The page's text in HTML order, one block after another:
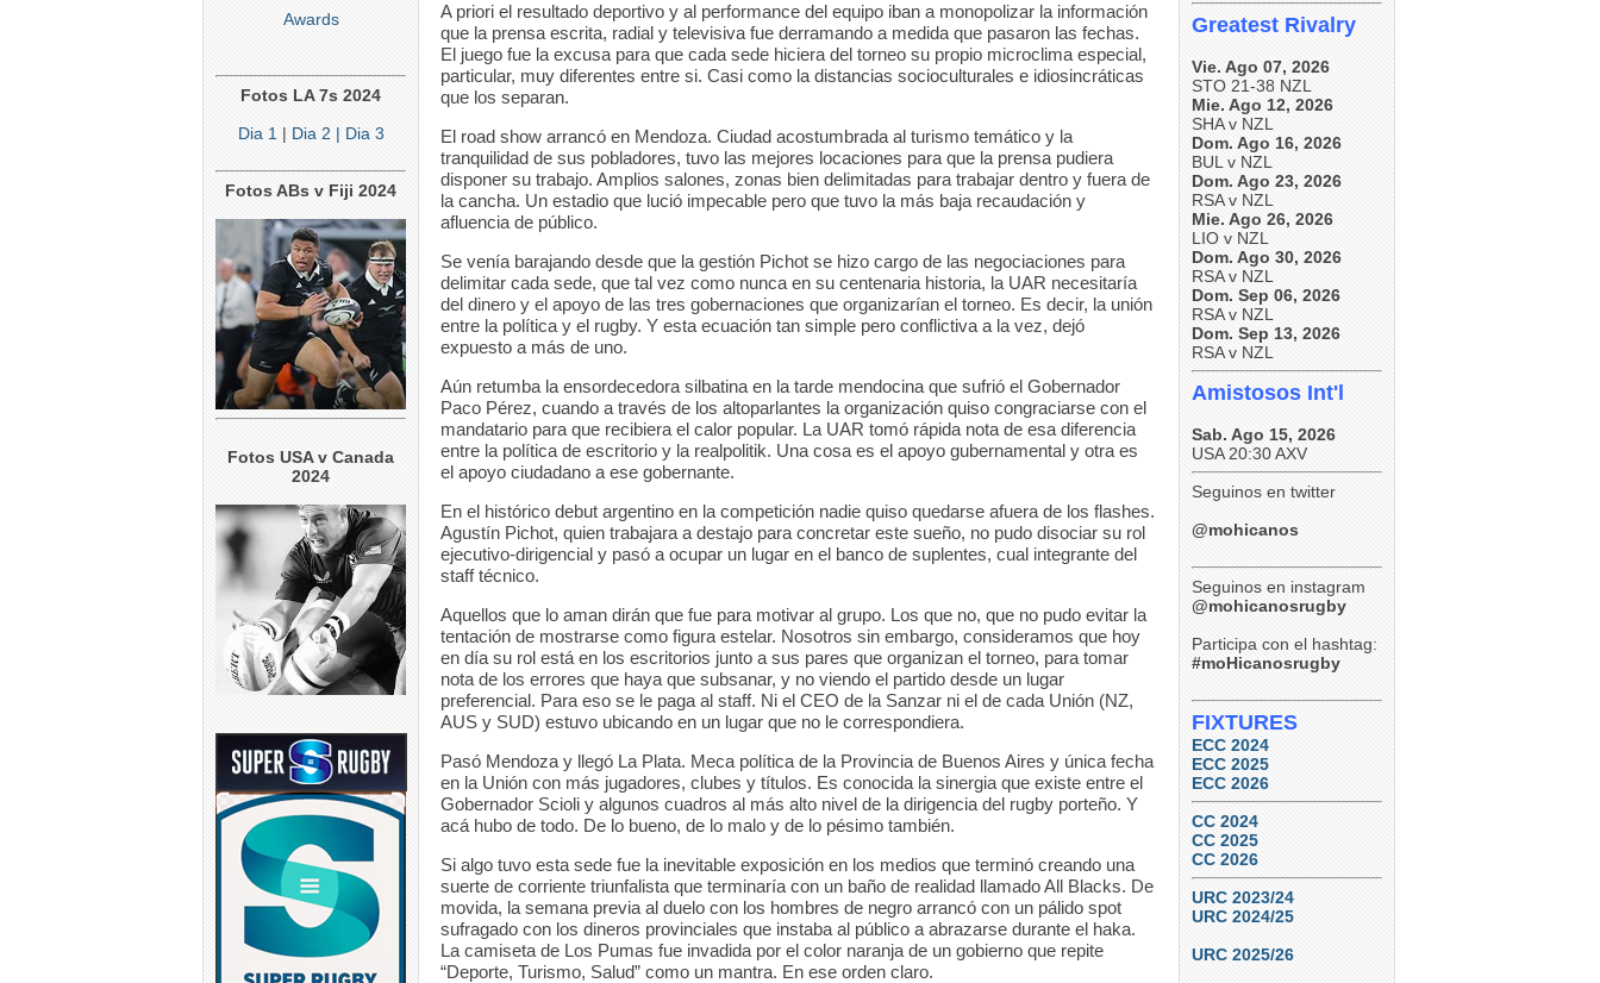
Awards
Fotos LA 7s 2024
Dia 1 | Dia 2 | Dia 3
Fotos ABs v Fiji 2024
Fotos USA v Canada
2024
A priori el resultado deportivo y al performance del equipo iban a monopolizar la información
que la prensa escrita, radial y televisiva fue derramando a medida que pasaron las fechas.
El juego fue la excusa para que cada sede hiciera del torneo su propio microclima especial,
particular, muy diferentes entre si. Casi como la distancias socioculturales e idiosincráticas
que los separan.
El road show arrancó en Mendoza. Ciudad acostumbrada al turismo temático y la
tranquilidad de sus pobladores, tuvo las mejores locaciones para que la prensa pudiera
disponer su trabajo. Amplios salones, zonas bien delimitadas para trabajar dentro y fuera de
la cancha. Un estadio que lució impecable pero que tuvo la más baja recaudación y
afluencia de público.
Se venía barajando desde que la gestión Pichot se hizo cargo de las negociaciones para
delimitar cada sede, que tal vez como nunca en su centenaria historia, la UAR necesitaría
del dinero y el apoyo de las tres gobernaciones que organizarían el torneo. Es decir, la unión
entre la política y el rugby. Y esta ecuación tan simple pero conflictiva a la vez, dejó
expuesto a más de uno.
Aún retumba la ensordecedora silbatina en la tarde mendocina que sufrió el Gobernador
Paco Pérez, cuando a través de los altoparlantes la organización quiso congraciarse con el
mandatario para que recibiera el calor popular. La UAR tomó rápida nota de esa diferencia
entre la política de escritorio y la realpolitik. Una cosa es el apoyo gubernamental y otra es
el apoyo ciudadano a ese gobernante.
En el histórico debut argentino en la competición nadie quiso quedarse afuera de los flashes.
Agustín Pichot, quien trabajara a destajo para concretar este sueño, no pudo disociar su rol
ejecutivo-dirigencial y pasó a ocupar un lugar en el banco de suplentes, cual integrante del
staff técnico.
Aquellos que lo aman dirán que fue para motivar al grupo. Los que no, que no pudo evitar la
tentación de mostrarse como figura estelar. Nosotros sin embargo, consideramos que hoy
en día su rol está en los escritorios junto a sus pares que organizan el torneo, para tomar
nota de los errores que haya que subsanar, y no viendo el partido desde un lugar
preferencial. Para eso se le paga al staff. Ni el CEO de la Sanzar ni el de cada Unión (NZ,
AUS y SUD) estuvo ubicando en un lugar que no le correspondiera.
Pasó Mendoza y llegó La Plata. Meca política de la Provincia de Buenos Aires y única fecha
en la Unión con más jugadores, clubes y títulos. Es conocida la sinergia que existe entre el
Gobernador Scioli y algunos cuadros al más alto nivel de la dirigencia del rugby porteño. Y
acá hubo de todo. De lo bueno, de lo malo y de lo pésimo también.
Si algo tuvo esta sede fue la inevitable exposición en los medios que terminó creando una
suerte de corriente triunfalista que terminaría con un baño de realidad llamado All Blacks. De
movida, la semana previa al duelo con los hombres de negro arrancó con un pálido spot
sufragado con los dineros provinciales que instaba al público a abrazarse durante el haka.
La camiseta de Los Pumas fue invadida por el color naranja de un gobierno que repite
“Deporte, Turismo, Salud” como un mantra. En ese orden claro.
Greatest Rivalry
Vie. Ago 07, 2026
STO 21-38 NZL
Mie. Ago 12, 2026
SHA v NZL
Dom. Ago 16, 2026
BUL v NZL
Dom. Ago 23, 2026
RSA v NZL
Mie. Ago 26, 2026
LIO v NZL
Dom. Ago 30, 2026
RSA v NZL
Dom. Sep 06, 2026
RSA v NZL
Dom. Sep 13, 2026
RSA v NZL
Amistosos Int'l
Sab. Ago 15, 2026
USA 20:30 AXV
Seguinos en twitter
@mohicanos
Seguinos en instagram
@mohicanosrugby
Participa con el hashtag:
#moHicanosrugby
FIXTURES
ECC 2024
ECC 2025
ECC 2026
CC 2024
CC 2025
CC 2026
URC 2023/24
URC 2024/25
URC 2025/26